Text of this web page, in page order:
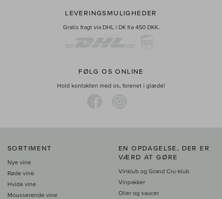
LEVERINGSMULIGHEDER
Gratis fragt via DHL i DK fra 450 DKK.
FØLG OS ONLINE
Hold kontakten med os, forenet i glæde!
SORTIMENT
Nye vine
Røde vine
Hvide vine
Mousserende vine
EN OPDAGELSE, DER ER
VÆRD AT GØRE
Vinklub og Grand Cru-klub
Vinpakker
Olier og saucer